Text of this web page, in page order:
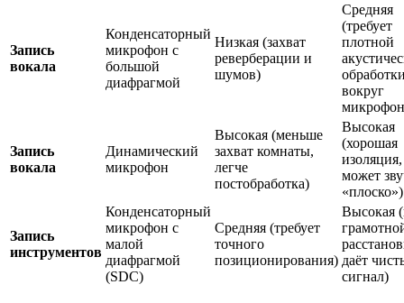
Запись
вокала
Конденсаторный
микрофон с
большой
диафрагмой
Низкая (захват
реверберации и
шумов)
Средняя
(требует
плотной
вокруг
Запись
вокала
Динамический
микрофон
Высокая (меньше
захват комнаты,
легче
постобработка)
Высокая
(хорошая
может
«плоско»)
Запись
инструментов
Конденсаторный
микрофон с
малой
диафрагмой
(SDC)
Средняя (требует
точного
позиционирования)
Высокая
даёт
сигнал)